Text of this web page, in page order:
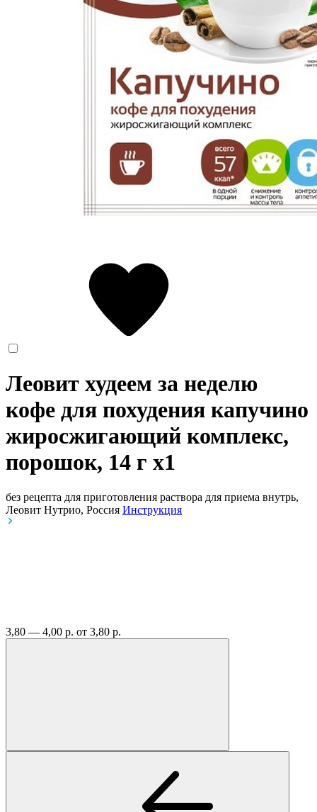
Леовит худеем за неделю
кофе для похудения капучино
жиросжигающий комплекс,
порошок, 14 г x1
без рецепта для приготовления раствора для приема внутрь,
Леовит Нутрио, Россия Инструкция
3,80 — 4,00 р. от 3,80 р.